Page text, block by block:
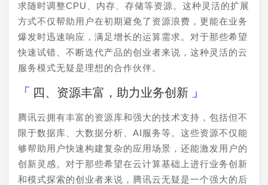
求随时调整CPU、内存、存储等资源。这种灵活的扩展
方式不仅帮助用户在初期避免了资源浪费，更能在业务
爆发时迅速响应，满足增长的运算需求。对于那些希望
快速试错、不断迭代产品的创业者来说，这种灵活的云
服务模式无疑是理想的合作伙伴。
四、资源丰富，助力业务创新
腾讯云拥有丰富的资源库和强大的技术支持，包括但不
限于数据库、大数据分析、AI服务等。这些资源不仅能
够帮助用户快速构建复杂的应用场景，还能激发用户的
创新灵感。对于那些希望在云计算基础上进行业务创新
和模式探索的创业者来说，腾讯云无疑是一个强大的后